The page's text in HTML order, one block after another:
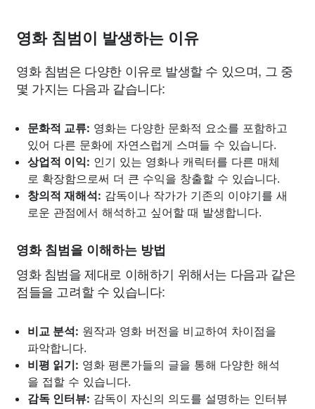
영화 침범이 발생하는 이유
영화 침범은 다양한 이유로 발생할 수 있으며, 그 중
몇 가지는 다음과 같습니다:
문화적 교류: 영화는 다양한 문화적 요소를 포함하고
있어 다른 문화에 자연스럽게 스며들 수 있습니다.
상업적 이익: 인기 있는 영화나 캐릭터를 다른 매체
로 확장함으로써 더 큰 수익을 창출할 수 있습니다.
창의적 재해석: 감독이나 작가가 기존의 이야기를 새
로운 관점에서 해석하고 싶어할 때 발생합니다.
영화 침범을 이해하는 방법
영화 침범을 제대로 이해하기 위해서는 다음과 같은
점들을 고려할 수 있습니다:
비교 분석: 원작과 영화 버전을 비교하여 차이점을
파악합니다.
비평 읽기: 영화 평론가들의 글을 통해 다양한 해석
을 접할 수 있습니다.
감독 인터뷰: 감독이 자신의 의도를 설명하는 인터뷰